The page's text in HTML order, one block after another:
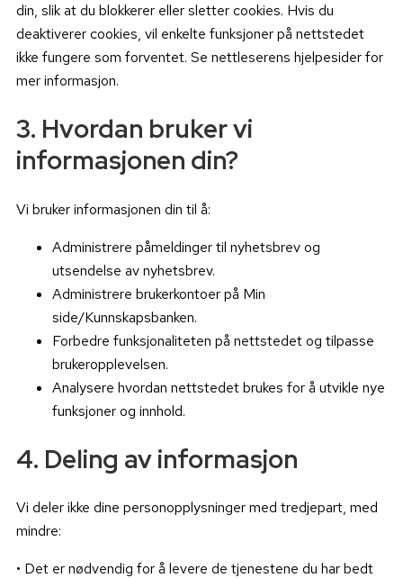
din, slik at du blokkerer eller sletter cookies. Hvis du
deaktiverer cookies, vil enkelte funksjoner på nettstedet
ikke fungere som forventet. Se nettleserens hjelpesider for
mer informasjon.
3. Hvordan bruker vi
informasjonen din?
Vi bruker informasjonen din til å:
Administrere påmeldinger til nyhetsbrev og
utsendelse av nyhetsbrev.
Administrere brukerkontoer på Min
side/Kunnskapsbanken.
Forbedre funksjonaliteten på nettstedet og tilpasse
brukeropplevelsen.
Analysere hvordan nettstedet brukes for å utvikle nye
funksjoner og innhold.
4. Deling av informasjon
Vi deler ikke dine personopplysninger med tredjepart, med
mindre:
• Det er nødvendig for å levere de tjenestene du har bedt